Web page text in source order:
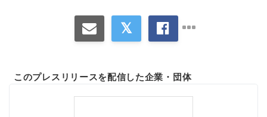
このプレスリリースを配信した企業・団体